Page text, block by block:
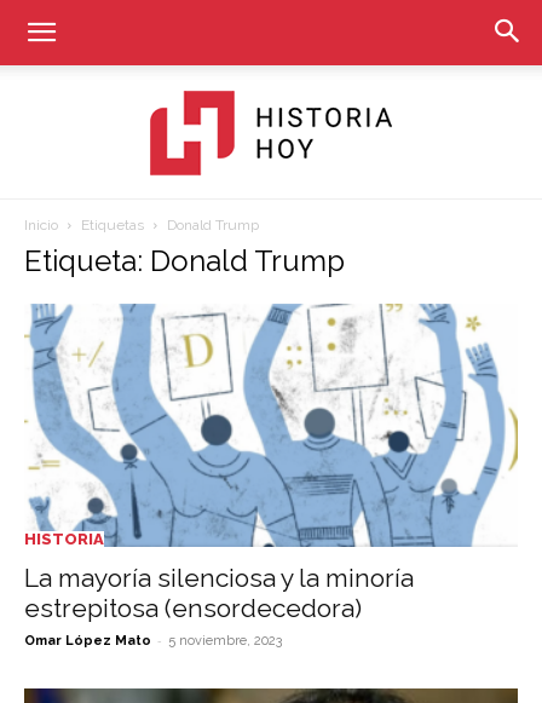
Hoy
Inicio Etiquetas Donald Trump
Etiqueta: Donald Trump
HISTORIA
La mayoría silenciosa y la minoría
estrepitosa (ensordecedora)
Omar López Mato - 5 noviembre, 2023